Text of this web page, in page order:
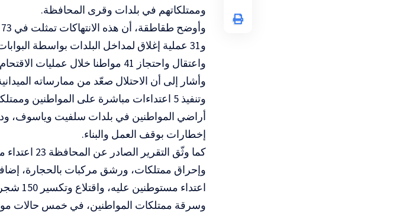
وممتلكاتهم في بلدات وقرى المحافظة.
واعتقال واحتجاز 41 مواطنا خلال عمليات الاقتحام، أو على الحواجز.
إخطارات بوقف العمل والبناء.
كما وثّق
وإحراق ممتلكات، ورشق مركبات بالحجارة،
وسرقة ممتلكات المواطنين، في خمس حالات